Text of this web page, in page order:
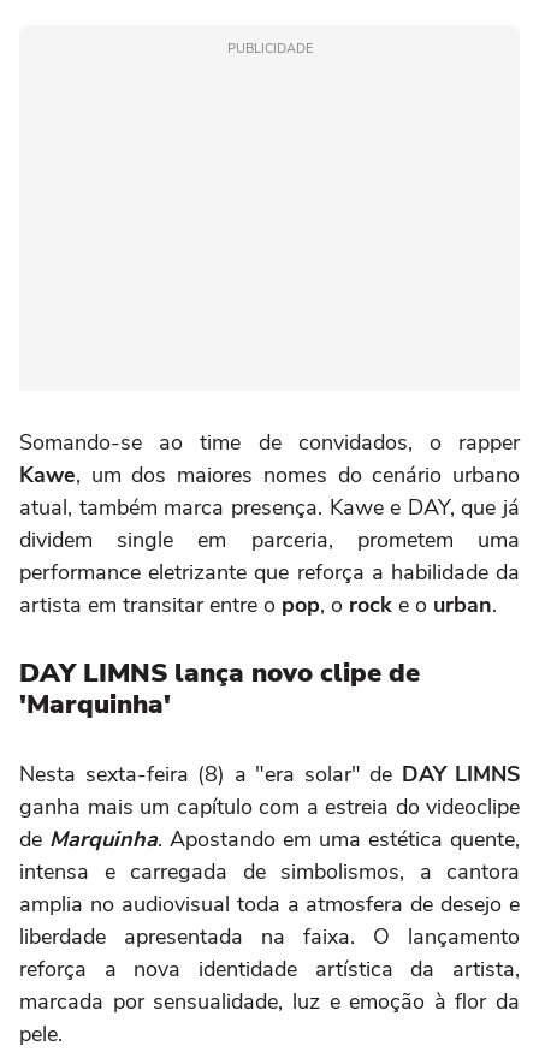
PUBLICIDADE
Somando-se ao time de convidados, o rapper
Kawe, um dos maiores nomes do cenário urbano
atual, também marca presença. Kawe e DAY, que já
dividem single em parceria, prometem uma
performance eletrizante que reforça a habilidade da
artista em transitar entre o pop, o rock e o urban.
DAY LIMNS lança novo clipe de
'Marquinha'
Nesta sexta-feira (8) a "era solar" de DAY LIMNS
ganha mais um capítulo com a estreia do videoclipe
de Marquinha. Apostando em uma estética quente,
intensa e carregada de simbolismos, a cantora
amplia no audiovisual toda a atmosfera de desejo e
liberdade apresentada na faixa. O lançamento
reforça a nova identidade artística da artista,
marcada por sensualidade, luz e emoção à flor da
pele.